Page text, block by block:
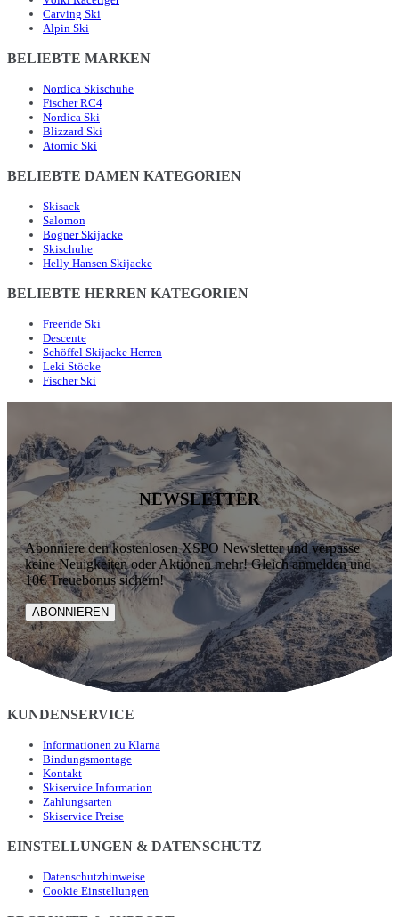
Carving Ski
Alpin Ski
BELIEBTE MARKEN
Nordica Skischuhe
Fischer RC4
Nordica Ski
Blizzard Ski
Atomic Ski
BELIEBTE DAMEN KATEGORIEN
Skisack
Salomon
Bogner Skijacke
Skischuhe
Helly Hansen Skijacke
BELIEBTE HERREN KATEGORIEN
Freeride Ski
Descente
Schöffel Skijacke Herren
Leki Stöcke
Fischer Ski
NEWSLETTER
Abonniere den kostenlosen XSPO Newsletter und verpasse
keine Neuigkeiten oder Aktionen mehr! Gleich anmelden und
10€ Treuebonus sichern!
ABONNIEREN
KUNDENSERVICE
Informationen zu Klarna
Bindungsmontage
Kontakt
Skiservice Information
Zahlungsarten
Skiservice Preise
EINSTELLUNGEN & DATENSCHUTZ
Datenschutzhinweise
Cookie Einstellungen